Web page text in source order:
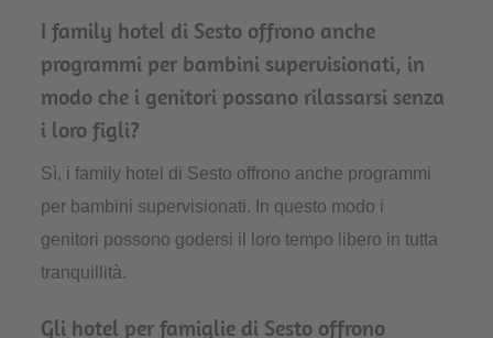
I family hotel di Sesto offrono anche
programmi per bambini supervisionati, in
modo che i genitori possano rilassarsi senza
i loro figli?
Sì, i family hotel di Sesto offrono anche programmi
per bambini supervisionati. In questo modo i
genitori possono godersi il loro tempo libero in tutta
tranquillità.
Gli hotel per famiglie di Sesto offrono